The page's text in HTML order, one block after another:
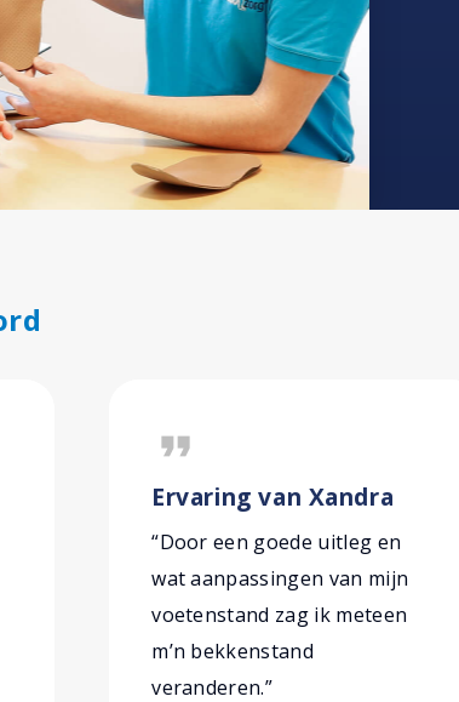
format_quote
Ervaring van Xandra
“Door een goede uitleg en
wat aanpassingen van mijn
voetenstand zag ik meteen
m’n bekkenstand
veranderen.”